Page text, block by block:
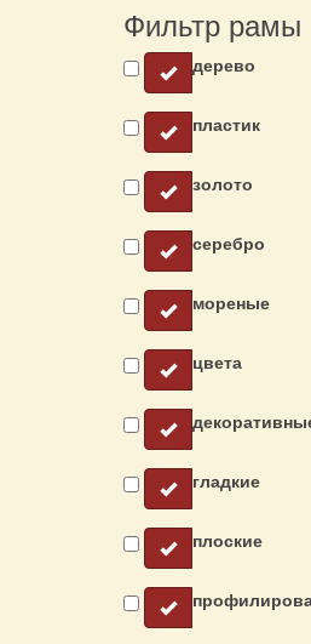
Фильтр рамы
дерево
пластик
золото
серебро
мореные
цвета
гладкие
плоские